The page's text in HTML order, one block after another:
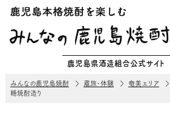
鹿児島県酒造組合公式サイト
みんなの鹿児島焼酎 蔵旅・体験 奄美エリア
糖焼酎造り